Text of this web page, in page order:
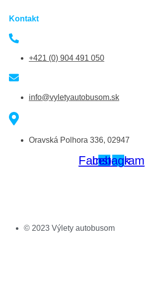
Kontakt
+421 (0) 904 491 050
info@vyletyautobusom.sk
Oravská Polhora 336, 02947
Facebook
Instagram
© 2023 Výlety autobusom